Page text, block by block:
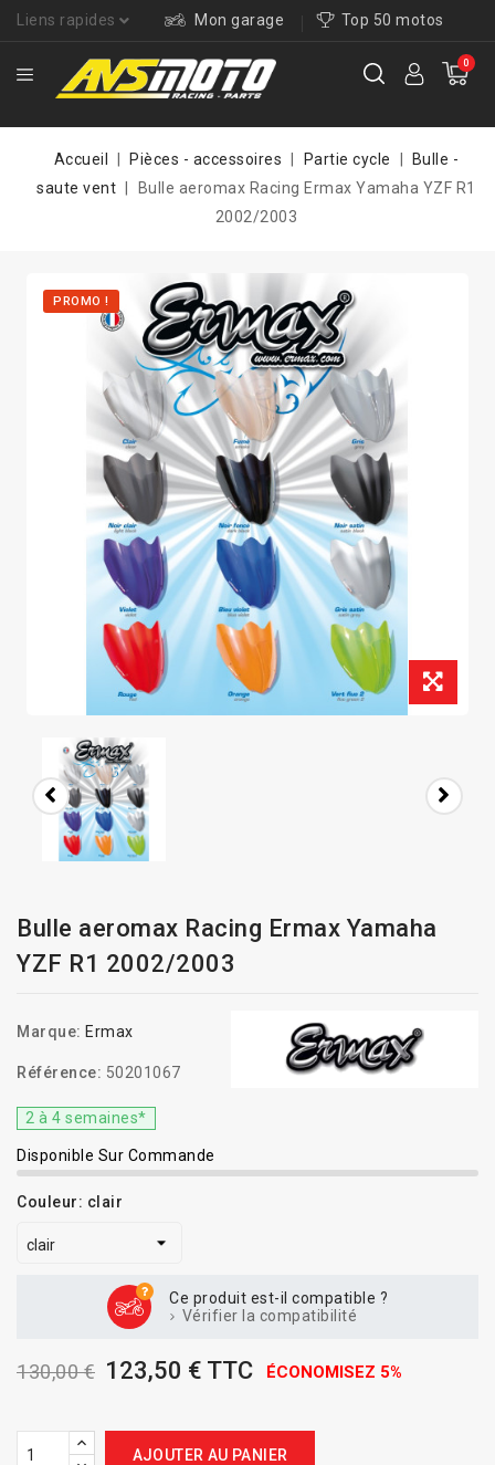
Liens rapides Mon garage Top 50 motos
0
Accueil Pièces - accessoires Partie cycle
Bulle -
saute vent
Bulle aeromax Racing Ermax Yamaha YZF R1
2002/2003
PROMO !
Bulle aeromax Racing Ermax Yamaha
YZF R1 2002/2003
Marque: Ermax
Référence: 50201067
2 à 4 semaines*
Disponible Sur Commande
Couleur: clair
Ce produit est-il compatible ?
Vérifier la compatibilité
130,00 € 123,50 € TTC ÉCONOMISEZ 5%
AJOUTER AU PANIER